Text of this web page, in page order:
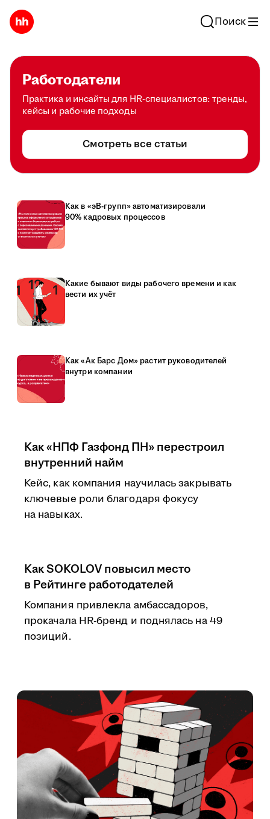
Поиск
Работодатели
Практика и инсайты для HR-специалистов: тренды,
кейсы и рабочие подходы
Смотреть все статьи
Как в «эВ-групп» автоматизировали
90% кадровых процессов
Какие бывают виды рабочего времени и как
вести их учёт
Как «Ак Барс Дом» растит руководителей
внутри компании
Как «НПФ Газфонд ПН» перестроил
внутренний найм
Кейс, как компания научилась закрывать
ключевые роли благодаря фокусу
на навыках.
Как SOKOLOV повысил место
в Рейтинге работодателей
Компания привлекла амбассадоров,
прокачала HR-бренд и поднялась на 49
позиций.